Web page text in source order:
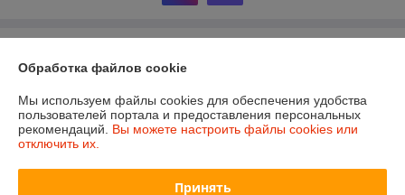
г. Минск, ул. Тимирязева, д. 114, корпус 8, павильон 24172046
Регистрационный номер ЕГР: 193839904
Регистрационный орган: Минский городской исполнительный комитет
Обработка файлов cookie
Мы используем файлы cookies для обеспечения удобства
пользователей портала и предоставления персональных
рекомендаций. Вы можете настроить файлы cookies или
отключить их.
Принять